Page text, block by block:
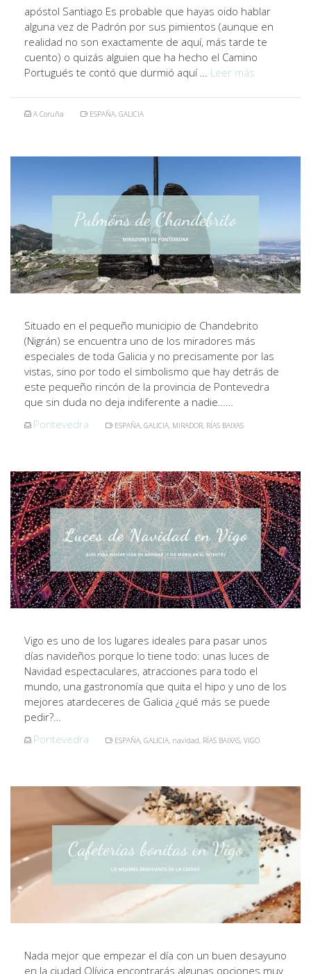
apóstol Santiago Es probable que hayas oido hablar
alguna vez de Padrón por sus pimientos (aunque en
realidad no son exactamente de aquí, más tarde te
cuento) o quizás alguien que ha hecho el Camino
Portugués te contó que durmió aquí … Leer más
A Coruña ESPAÑA, GALICIA
Situado en el pequeño municipio de Chandebrito
(Nigrán) se encuentra uno de los miradores más
especiales de toda Galicia y no precisamente por las
vistas, sino por todo el simbolismo que hay detrás de
este pequeño rincón de la provincia de Pontevedra
que sin duda no deja indiferente a nadie……
Pontevedra
ESPAÑA, GALICIA, MIRADOR, RÍAS BAIXAS
Vigo es uno de los lugares ideales para pasar unos
días navideños porque lo tiene todo: unas luces de
Navidad espectaculares, atracciones para todo el
mundo, una gastronomía que quita el hipo y uno de los
mejores atardeceres de Galicia ¿qué más se puede
pedir?…
Pontevedra
ESPAÑA, GALICIA, navidad, RÍAS BAIXAS, VIGO
Nada mejor que empezar el día con un buen desayuno
en la ciudad Olívica encontrarás algunas opciones muy